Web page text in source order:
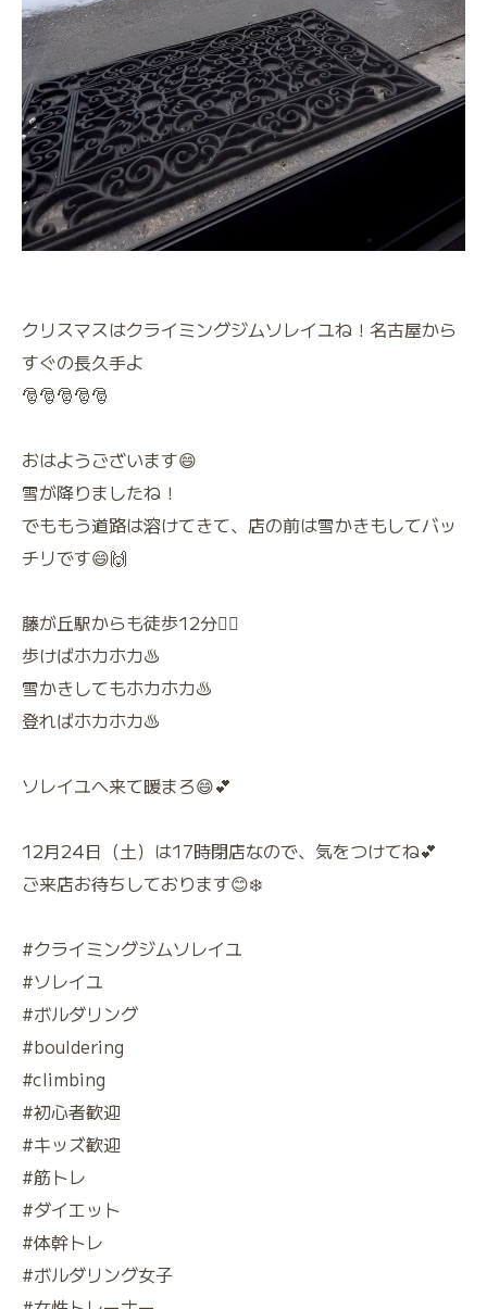
クリスマスはクライミングジムソレイユね！名古屋から
すぐの長久手よ
🎅🎅🎅🎅🎅
おはようございます😄
雪が降りましたね！
でももう道路は溶けてきて、店の前は雪かきもしてバッ
チリです😄🙌
藤が丘駅からも徒歩12分🚶‍♀️
歩けばホカホカ♨️
雪かきしてもホカホカ♨️
登ればホカホカ♨️
ソレイユへ来て暖まろ😄💕
12月24日（土）は17時閉店なので、気をつけてね💕
ご来店お待ちしております😊❄️
#クライミングジムソレイユ
#ソレイユ
#ボルダリング
#bouldering
#climbing
#初心者歓迎
#キッズ歓迎
#筋トレ
#ダイエット
#体幹トレ
#ボルダリング女子